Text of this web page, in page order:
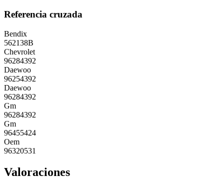
Referencia cruzada
Bendix
562138B
Chevrolet
96284392
Daewoo
96254392
Daewoo
96284392
Gm
96284392
Gm
96455424
Oem
96320531
Valoraciones